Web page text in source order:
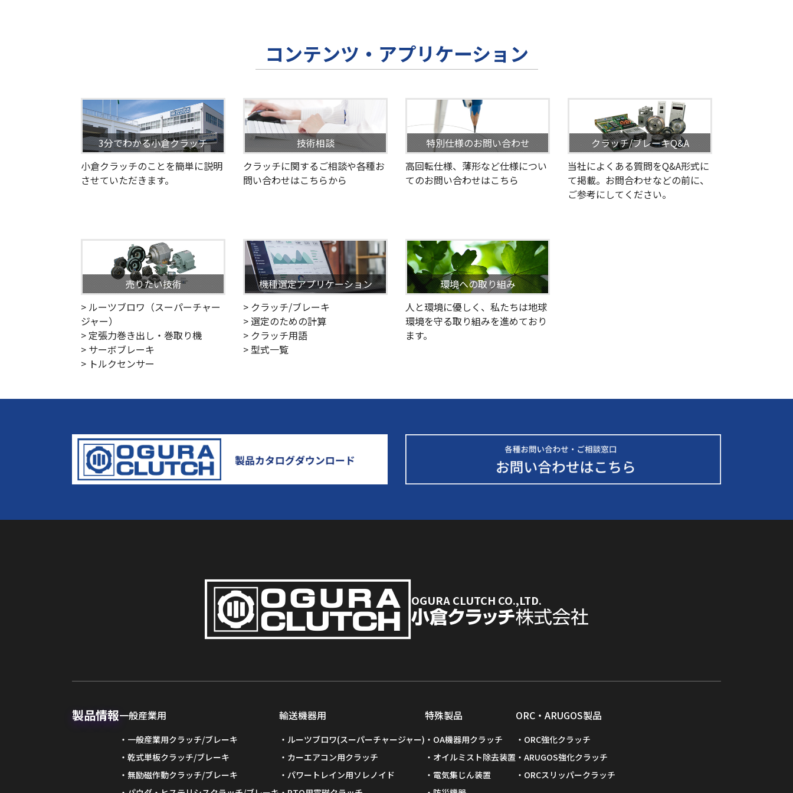
コンテンツ・アプリケーション
3分でわかる小倉クラッチ
小倉クラッチのことを簡単に説明
させていただきます。
技術相談
クラッチに関するご相談や各種お
問い合わせはこちらから
特別仕様のお問い合わせ
高回転仕様、薄形など仕様につい
てのお問い合わせはこちら
クラッチ/ブレーキQ&A
当社によくある質問をQ&A形式に
て掲載。お問合わせなどの前に、
ご参考にしてください。
売りたい技術
> ルーツブロワ（スーパーチャー
ジャー）
> 定張力巻き出し・巻取り機
> サーボブレーキ
> トルクセンサー
機種選定アプリケーション
> クラッチ/ブレーキ
> 選定のための計算
> クラッチ用語
> 型式一覧
環境への取り組み
人と環境に優しく、私たちは地球
環境を守る取り組みを進めており
ます。
OGURA CLUTCH CO.,LTD.
製品情報一般産業用
一般産業用クラッチ/ブレーキ
乾式単板クラッチ/ブレーキ
無励磁作動クラッチ/ブレーキ
輸送機器用
ルーツブロワ(スーパーチャージャー)
カーエアコン用クラッチ
パワートレイン用ソレノイド
特殊製品
OA機器用クラッチ
オイルミスト除去装置
電気集じん装置
ORC・ARUGOS製品
ORC強化クラッチ
ARUGOS強化クラッチ
ORCスリッパークラッチ